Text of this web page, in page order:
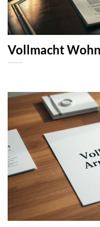
Vollmacht